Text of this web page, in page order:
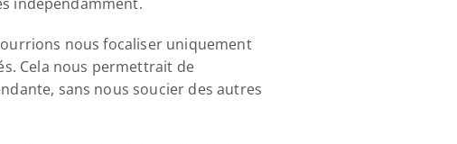
nous focaliser uniquement
Cela nous permettrait de
sans nous soucier des autres